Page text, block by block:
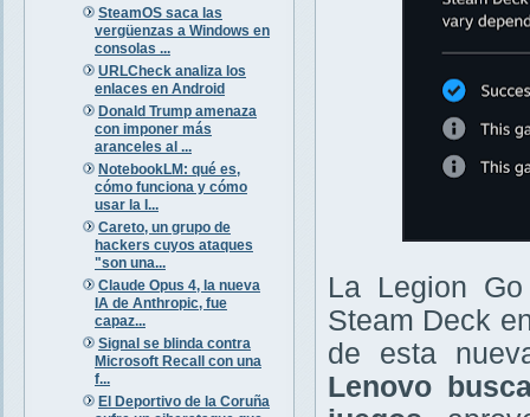
SteamOS saca las
vergüenzas a Windows en
consolas ...
URLCheck analiza los
enlaces en Android
Donald Trump amenaza
con imponer más
aranceles al ...
NotebookLM: qué es,
cómo funciona y cómo
usar la I...
Careto, un grupo de
hackers cuyos ataques
"son una...
Claude Opus 4, la nueva
IA de Anthropic, fue
capaz...
Signal se blinda contra
Microsoft Recall con una
f...
El Deportivo de la Coruña
La Legion
Steam Deck
de esta
Lenovo